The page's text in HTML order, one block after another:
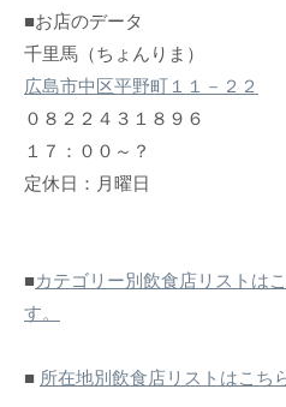
■お店のデータ
千里馬（ちょんりま）
広島市中区平野町１１－２２
０８２２４３１８９６
１７：００～？
定休日：月曜日
■カテゴリー別飲食店リストは
す。
■ 所在地別飲食店リストはこち